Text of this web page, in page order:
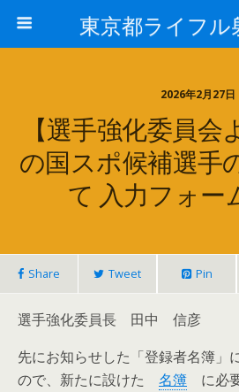
東京都ライフル
2026年2月27日
【選手強化委員会
の国スポ候補選手
て 入力フォー
Share Tweet Pin
選手強化委員長 田中 信彦
先にお知らせした「登録者名簿」
ので、新たに設けた 名簿 に必